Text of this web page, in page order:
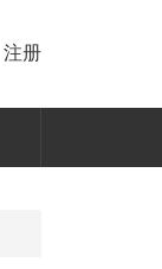
注册